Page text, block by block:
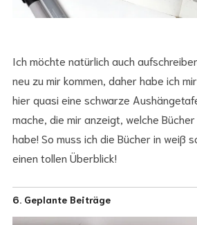
Ich möchte natürlich auch
neu zu mir kommen, daher habe ich
hier quasi eine schwarze
mache, die mir anzeigt, welche
habe! So muss ich die Bücher in weiß
einen tollen Überblick!
6. Geplante Beiträge